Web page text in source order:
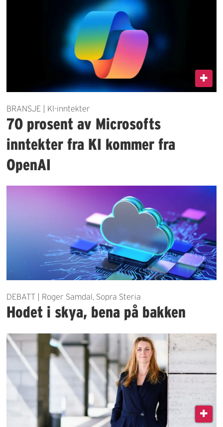
BRANSJE | KI-inntekter
70 prosent av Microsofts
inntekter fra KI kommer fra
OpenAI
DEBATT | Roger Samdal, Sopra Steria
Hodet i skya, bena på bakken